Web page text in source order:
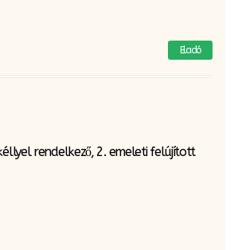
Eladó
rendelkező, 2. emeleti felújított